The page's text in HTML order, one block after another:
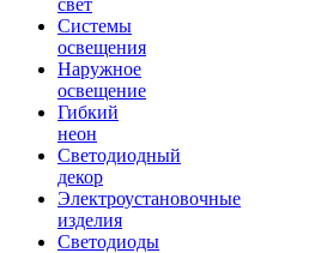
свет
Системы
освещения
Наружное
освещение
Гибкий
неон
Светодиодный
декор
Электроустановочные
изделия
Светодиоды